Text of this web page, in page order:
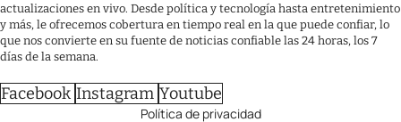
actualizaciones en vivo. Desde política y tecnología hasta entretenimiento
y más, le ofrecemos cobertura en tiempo real en la que puede confiar, lo
que nos convierte en su fuente de noticias confiable las 24 horas, los 7
días de la semana.
Facebook Instagram Youtube
Política de privacidad